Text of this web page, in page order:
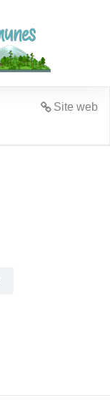
Site web